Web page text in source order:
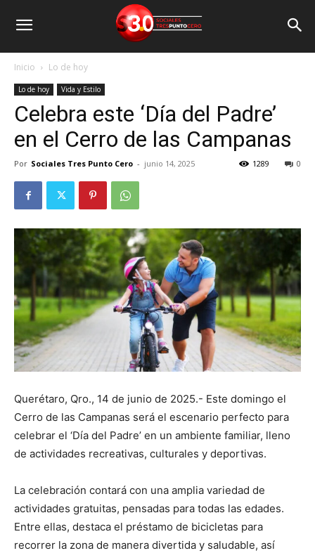
Inicio Lo de hoy
Lo de hoy Vida y Estilo
Celebra este ‘Día del Padre’
en el Cerro de las Campanas
Por Sociales Tres Punto Cero - junio 14, 2025 0
1289
Querétaro, Qro., 14 de junio de 2025.- Este domingo el
Cerro de las Campanas será el escenario perfecto para
celebrar el ‘Día del Padre’ en un ambiente familiar, lleno
de actividades recreativas, culturales y deportivas.
La celebración contará con una amplia variedad de
actividades gratuitas, pensadas para todas las edades.
Entre ellas, destaca el préstamo de bicicletas para
recorrer la zona de manera divertida y saludable, así